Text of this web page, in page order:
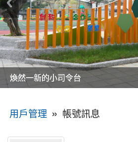
美麗的操場是我們活力的來源
美麗的操場是我們活力的來源
煥然一新的小司令台
煥然一新的小司令台
富含桃園埤塘田園風光意象的中廊
富含桃園埤塘田園風光意象的中廊
嶄新的中庭廣場
嶄新的中庭廣場
水生池生生不息
水生池生生不息
用戶管理 » 帳號訊息